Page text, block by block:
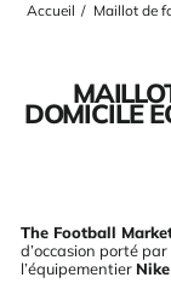
Accueil / Maillot de
DOMICILE
The Football
d’occasion porté par
l’équipementier Nike